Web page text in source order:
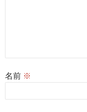
名前 ※